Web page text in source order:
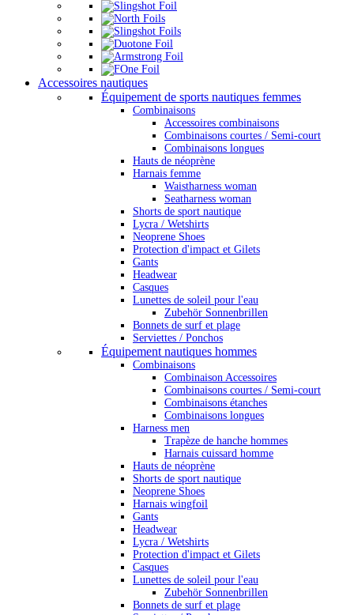
Accessoires nautiques
Équipement de sports nautiques femmes
Combinaisons
Accessoires combinaisons
Combinaisons courtes / Semi-court
Combinaisons longues
Hauts de néoprène
Harnais femme
Waistharness woman
Seatharness woman
Shorts de sport nautique
Lycra / Wetshirts
Neoprene Shoes
Protection d'impact et Gilets
Gants
Headwear
Casques
Lunettes de soleil pour l'eau
Zubehör Sonnenbrillen
Bonnets de surf et plage
Serviettes / Ponchos
Équipement nautiques hommes
Combinaisons
Combinaison Accessoires
Combinaisons courtes / Semi-court
Combinaisons étanches
Combinaisons longues
Harness men
Trapèze de hanche hommes
Harnais cuissard homme
Hauts de néoprène
Shorts de sport nautique
Neoprene Shoes
Harnais wingfoil
Gants
Headwear
Lycra / Wetshirts
Protection d'impact et Gilets
Casques
Lunettes de soleil pour l'eau
Zubehör Sonnenbrillen
Bonnets de surf et plage